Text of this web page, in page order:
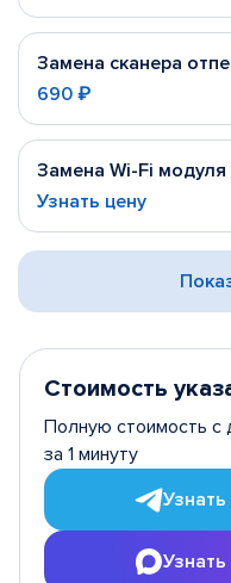
Замена сканера
690 ₽
Замена Wi-Fi модуля
Узнать цену
Стоимость
Полную стоимость с
за 1 минуту